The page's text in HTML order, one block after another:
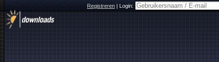
Registreren|Login: